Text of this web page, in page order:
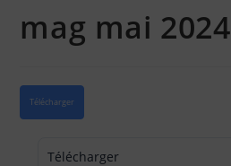
mag mai 2024
Télécharger
Télécharger